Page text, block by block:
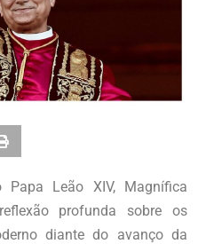
Leão XIV, Magnífica
profunda sobre os
diante do avanço da